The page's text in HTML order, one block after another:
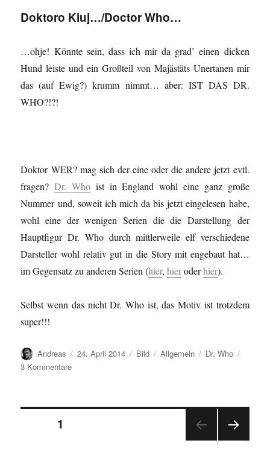
Doktoro Kiuj…/Doctor Who…
…ohje! Könnte sein, dass ich mir da grad’ einen dicken
Hund leiste und ein Großteil von Majästäts Unertanen mir
das (auf Ewig?) krumm nimmt… aber: IST DAS DR.
WHO?!?!
Doktor WER? mag sich der eine oder die andere jetzt evtl.
fragen?Dr. Who ist in England wohl eine ganz große
Nummer und, soweit ich mich da bis jetzt eingelesen habe,
wohl eine der wenigen Serien die die Darstellung der
Hauptfigur Dr. Who durch mittlerweile elf verschiedene
Darsteller wohl relativ gut in die Story mit engebaut hat…
im Gegensatz zu anderen Serien (hier,hieroderhier).
Selbst wenn das nicht Dr. Who ist, das Motiv ist trotzdem
super!!!
Autor
Andreas
Veröffentlicht
24. April 2014 Format
Bild Kategorien
Allgemein Schlagwörter
Dr. Who
3 Kommentarezu
Seitennummerierung
1